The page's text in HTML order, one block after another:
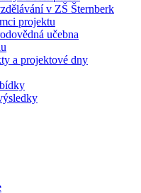
v ZŠ Šternberk
projektu
učebna
a projektové dny